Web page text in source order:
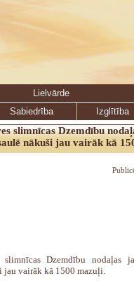
Lielvārde
Sabiedrība
Izglītība
slimnīcas Dzemdību
nākuši jau vairāk kā
slimnīcas Dzemdību nodaļas
jau vairāk kā 1500 mazuļi.